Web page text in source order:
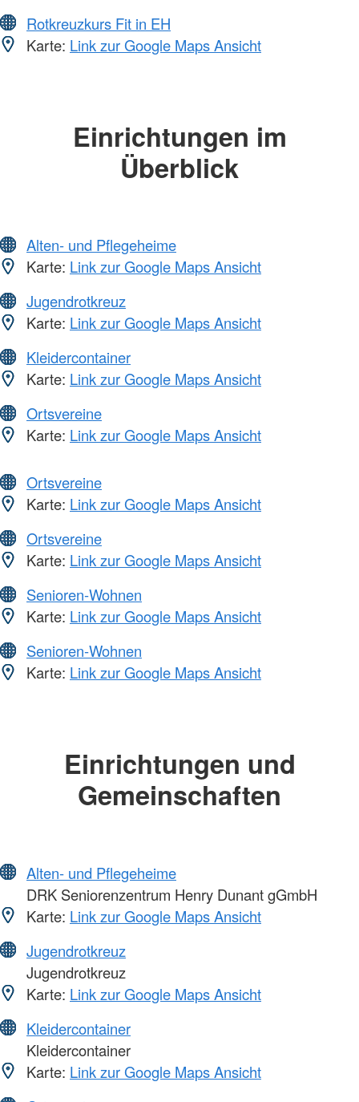
Rotkreuzkurs Fit in EH
Karte: Link zur Google Maps Ansicht
Einrichtungen im
Überblick
Alten- und Pflegeheime
Karte: Link zur Google Maps Ansicht
Jugendrotkreuz
Karte: Link zur Google Maps Ansicht
Kleidercontainer
Karte: Link zur Google Maps Ansicht
Ortsvereine
Karte: Link zur Google Maps Ansicht
Ortsvereine
Karte: Link zur Google Maps Ansicht
Ortsvereine
Karte: Link zur Google Maps Ansicht
Senioren-Wohnen
Karte: Link zur Google Maps Ansicht
Senioren-Wohnen
Karte: Link zur Google Maps Ansicht
Einrichtungen und
Gemeinschaften
Alten- und Pflegeheime
DRK Seniorenzentrum Henry Dunant gGmbH
Karte: Link zur Google Maps Ansicht
Jugendrotkreuz
Jugendrotkreuz
Karte: Link zur Google Maps Ansicht
Kleidercontainer
Kleidercontainer
Karte: Link zur Google Maps Ansicht